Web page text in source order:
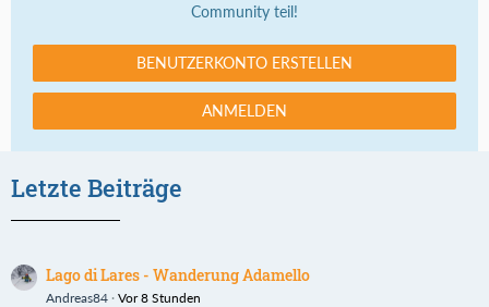
Community teil!
BENUTZERKONTO ERSTELLEN
ANMELDEN
Letzte Beiträge
Lago di Lares - Wanderung Adamello
Andreas84 Vor 8 Stunden